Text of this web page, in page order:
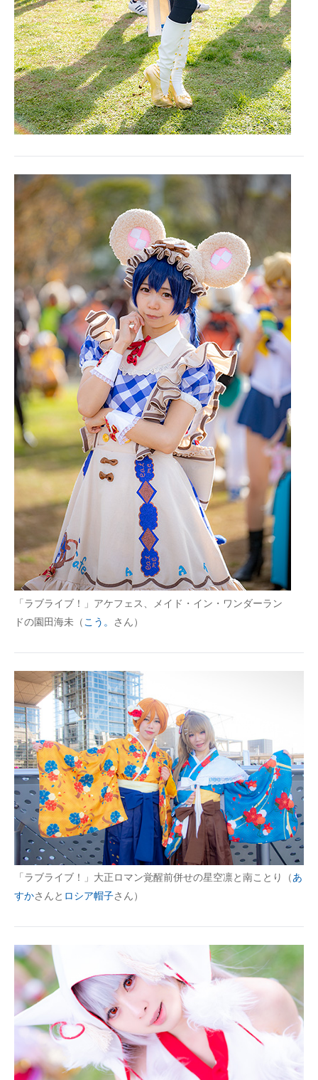
「ラブライブ！」アケフェス、メイド・イン・ワンダーラン
ドの園田海未（こう。 さん）
「ラブライブ！」大正ロマン覚醒前併せの星空凛と南ことり（あ
すかさんと ロシア帽子さん）